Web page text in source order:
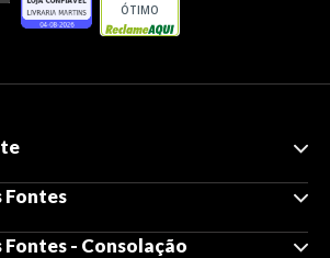
ÓTIMO
Fontes
- Consolação